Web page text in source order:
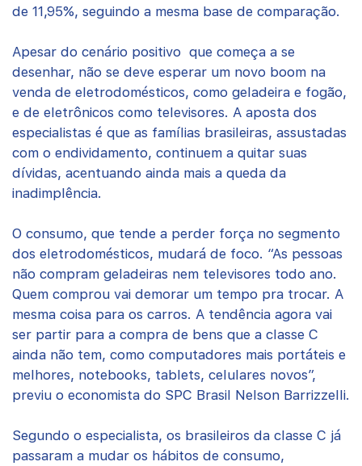
de 11,95%, seguindo a mesma base de comparação.
Apesar do cenário positivo que começa a se
desenhar, não se deve esperar um novo boom na
venda de eletrodomésticos, como geladeira e fogão,
e de eletrônicos como televisores. A aposta dos
especialistas é que as famílias brasileiras, assustadas
com o endividamento, continuem a quitar suas
dívidas, acentuando ainda mais a queda da
inadimplência.
O consumo, que tende a perder força no segmento
dos eletrodomésticos, mudará de foco. “As pessoas
não compram geladeiras nem televisores todo ano.
Quem comprou vai demorar um tempo pra trocar. A
mesma coisa para os carros. A tendência agora vai
ser partir para a compra de bens que a classe C
ainda não tem, como computadores mais portáteis e
melhores, notebooks, tablets, celulares novos”,
previu o economista do SPC Brasil Nelson Barrizzelli.
Segundo o especialista, os brasileiros da classe C já
passaram a mudar os hábitos de consumo,